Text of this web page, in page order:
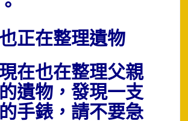
正在整理遺物
在也在整理父親
遺物，發現一支
手錶， 請不要急